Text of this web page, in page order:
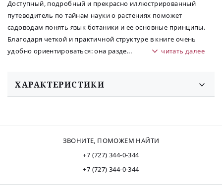
Доступный, подробный и прекрасно иллюстрированный
путеводитель по тайнам науки о растениях поможет
садоводам понять язык ботаники и ее основные принципы.
Благодаря четкой и практичной структуре в книге очень
удобно ориентироваться: она разде... читать далее
ХАРАКТЕРИСТИКИ
ЗВОНИТЕ, ПОМОЖЕМ НАЙТИ
+7 (727) 344-0-344
+7 (727) 344-0-344